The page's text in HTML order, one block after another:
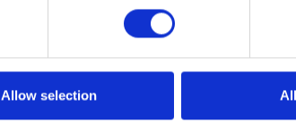
Allow selection